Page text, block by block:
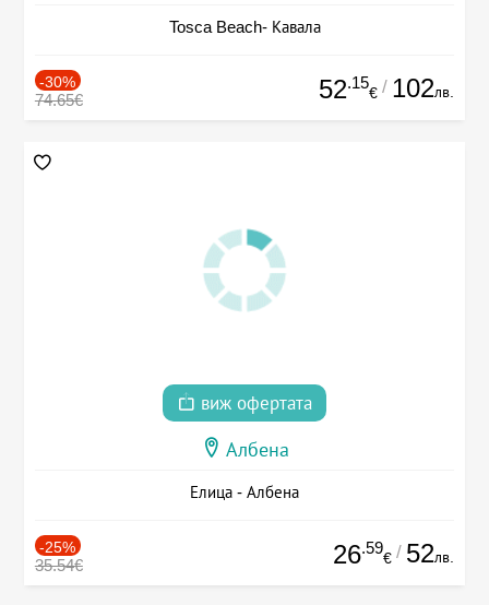
Tosca Beach- Кавала
-30%
74.65€ 52.15
€ / 102лв.
виж офертата
Албена
Елица - Албена
-25%
35.54€ 26.59
€ / 52лв.